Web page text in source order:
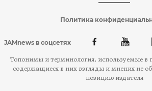
Политика
JAMnews в соцсетях
Топонимы и терминология, используемые в
содержащиеся в них взгляды и мнения не
позицию издателя